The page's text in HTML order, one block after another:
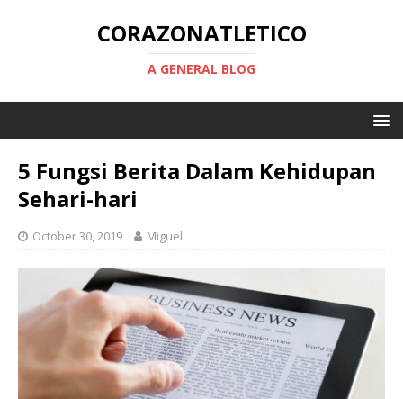
CORAZONATLETICO
A GENERAL BLOG
5 Fungsi Berita Dalam Kehidupan
Sehari-hari
October 30, 2019 Miguel